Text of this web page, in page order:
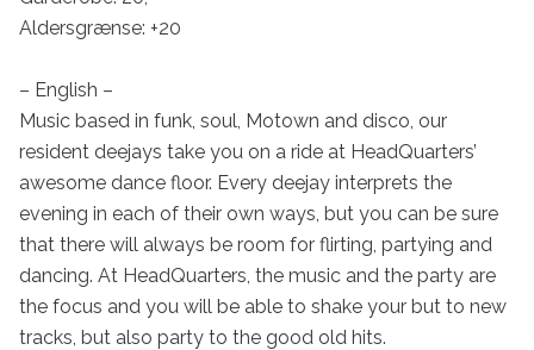
Aldersgrænse: +20
– English –
Music based in funk, soul, Motown and disco, our
resident deejays take you on a ride at HeadQuarters’
awesome dance floor. Every deejay interprets the
evening in each of their own ways, but you can be sure
that there will always be room for flirting, partying and
dancing. At HeadQuarters, the music and the party are
the focus and you will be able to shake your but to new
tracks, but also party to the good old hits.